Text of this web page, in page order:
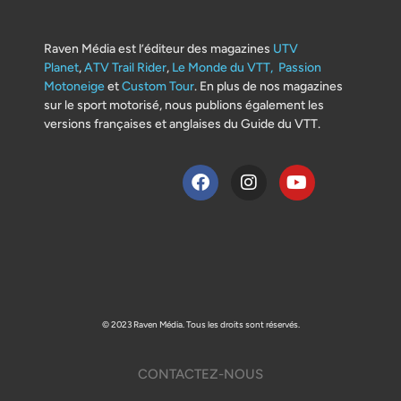
Raven Média est l’éditeur des magazines UTV
Planet,ATV Trail Rider, Le Monde du VTT, Passion
MotoneigeetCustom Tour. En plus de nos magazines
sur le sport motorisé, nous publions également les
versions françaises et anglaises du Guide du VTT.
© 2023 Raven Média. Tous les droits sont réservés.
CONTACTEZ-NOUS